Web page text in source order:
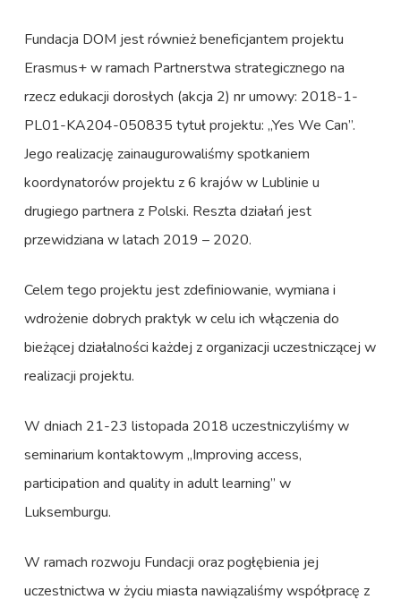
Fundacja DOM jest również beneficjantem projektu
Erasmus+ w ramach Partnerstwa strategicznego na
rzecz edukacji dorosłych (akcja 2) nr umowy: 2018-1-
PL01-KA204-050835 tytuł projektu: „Yes We Can”.
Jego realizację zainaugurowaliśmy spotkaniem
koordynatorów projektu z 6 krajów w Lublinie u
drugiego partnera z Polski. Reszta działań jest
przewidziana w latach 2019 – 2020.
Celem tego projektu jest zdefiniowanie, wymiana i
wdrożenie dobrych praktyk w celu ich włączenia do
bieżącej działalności każdej z organizacji uczestniczącej w
realizacji projektu.
W dniach 21-23 listopada 2018 uczestniczyliśmy w
seminarium kontaktowym „Improving access,
participation and quality in adult learning” w
Luksemburgu.
W ramach rozwoju Fundacji oraz pogłębienia jej
uczestnictwa w życiu miasta nawiązaliśmy współpracę z